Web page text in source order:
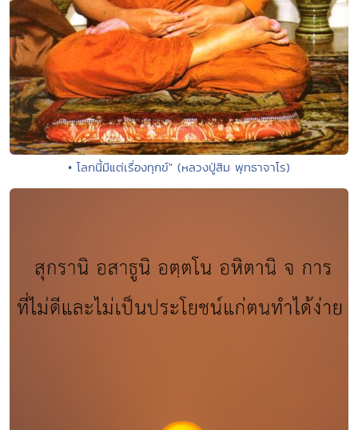
• โลกนี้มีแต่เรื่องทุกข์" (หลวงปู่สิม พุทธาจาโร)